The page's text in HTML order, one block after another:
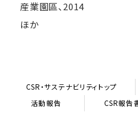
産業園區、2014
ほか
CSR・サステナビリティトップ
活動報告
CSR報告